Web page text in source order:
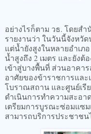
อย่างไรก็ตาม วธ. โดยส
รายงานว่า ในวันนี้จังหวั
แต่น้ำยังสูงในหลายอำเภ
น้ำสูงถึง 2 เมตร และยังต้
เข้าสู่บางพื้นที่ ส่วนอาคา
อาศัยของข้าราชการแล
โบราณสถาน และศูนย์เรี
ดำเนินการทำความสะอา
เตรียมการบูรณะซ่อมแซม
สามารถบริการประชาช